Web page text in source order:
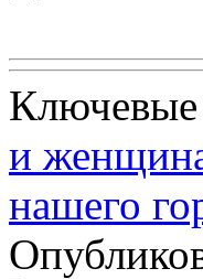
Ключевые
и
нашего